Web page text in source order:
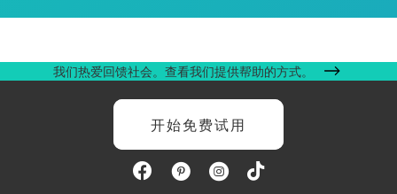
我们热爱回馈社会。查看我们提供帮助的方式。
开始免费试用